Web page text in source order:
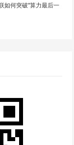
如何突破“算力最后一